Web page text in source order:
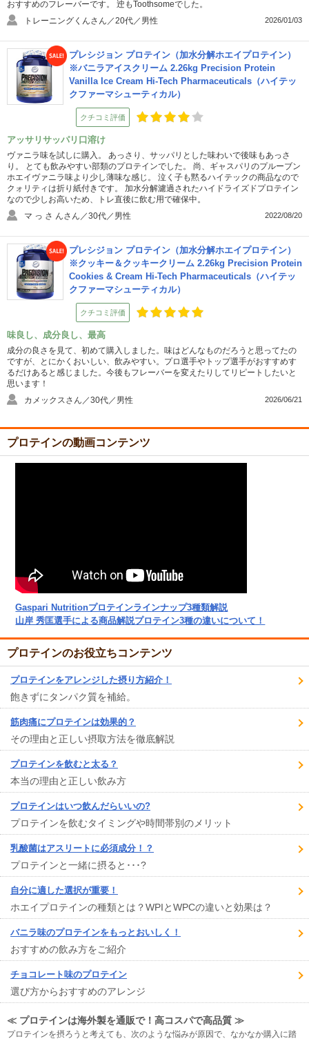
おすすめのフレーバーです。 迚もToothsomeでした。
トレーニングくんさん／20代／男性
2026/01/03
プレシジョン プロテイン（加水分解ホエイプロテイン）
※バニラアイスクリーム 2.26kg Precision Protein
Vanilla Ice Cream Hi-Tech Pharmaceuticals（ハイテッ
クファーマシューティカル）
クチコミ評価
アッサリサッパリ口溶け
ヴァニラ味を試しに購入。 あっさり、サッパリとした味わいで後味もあっさ
り。 とても飲みやすい部類のプロテインでした。 尚、ギャスパリのプルーブン
ホエイヴァニラ味より少し薄味な感じ。 泣く子も黙るハイテックの商品なので
クォリティは折り紙付きです。 加水分解濾過されたハイドライズドプロテイン
なので少しお高いため、トレ直後に飲む用で確保中。
マ っ さ んさん／30代／男性
2022/08/20
プレシジョン プロテイン（加水分解ホエイプロテイン）
※クッキー＆クッキークリーム 2.26kg Precision Protein
Cookies & Cream Hi-Tech Pharmaceuticals（ハイテッ
クファーマシューティカル）
クチコミ評価
味良し、成分良し、最高
成分の良さを見て、初めて購入しました。味はどんなものだろうと思ってたの
ですが、とにかくおいしい、飲みやすい。プロ選手やトップ選手がおすすめす
るだけあると感じました。今後もフレーバーを変えたりしてリピートしたいと
思います！
カメックスさん／30代／男性
2026/06/21
プロテインの動画コンテンツ
Gaspari Nutritionプロテインラインナップ3種類解説
山岸 秀匡選手による商品解説プロテイン3種の違いについて！
プロテインのお役立ちコンテンツ
プロテインをアレンジした摂り方紹介！
飽きずにタンパク質を補給。
筋肉痛にプロテインは効果的？
その理由と正しい摂取方法を徹底解説
プロテインを飲むと太る？
本当の理由と正しい飲み方
プロテインはいつ飲んだらいいの?
プロテインを飲むタイミングや時間帯別のメリット
乳酸菌はアスリートに必須成分！？
プロテインと一緒に摂ると･･･?
自分に適した選択が重要！
ホエイプロテインの種類とは？WPIとWPCの違いと効果は？
バニラ味のプロテインをもっとおいしく！
おすすめの飲み方をご紹介
チョコレート味のプロテイン
選び方からおすすめのアレンジ
≪ プロテインは海外製を通販で！高コスパで高品質 ≫
プロテインを摂ろうと考えても、次のような悩みが原因で、なかなか購入に踏